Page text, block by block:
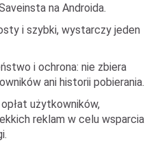
na Androida.
i szybki, wystarczy jeden
i ochrona: nie zbiera
ani historii pobierania.
użytkowników,
reklam w celu wsparcia